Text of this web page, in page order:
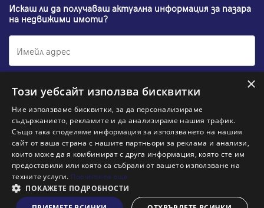
Искаш ли да получаваш актуална информация за пазара
на недвижими имоти?
Абонирам се
НАЙ-ПОПУЛЯРНИ ТЪРСЕНИЯ:
Общи условия
Политика за "бисквитки"
Политики за поверителност
Информация по ЗЗЛПСПООИН
×
Този уебсайт използва бисквитки
Ние използваме бисквитки, за да персонализираме
съдържанието, рекламите и да анализираме нашия трафик.
Също така споделяме информация за използването на нашия
сайт от ваша страна с нашите партньори за реклама и анализи,
които може да я комбинират с друга информация, която сте им
предоставили или която са събрали от вашето използване на
техните услуги. Прочетете още
ПОКАЖЕТЕ ПОДРОБНОСТИ